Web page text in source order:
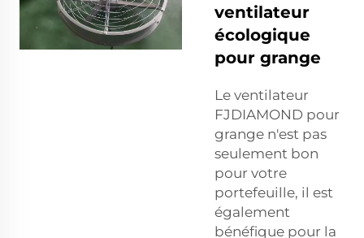
ventilateur
écologique
pour grange
Le ventilateur
FJDIAMOND pour
grange n'est pas
seulement bon
pour votre
portefeuille, il est
également
bénéfique pour la